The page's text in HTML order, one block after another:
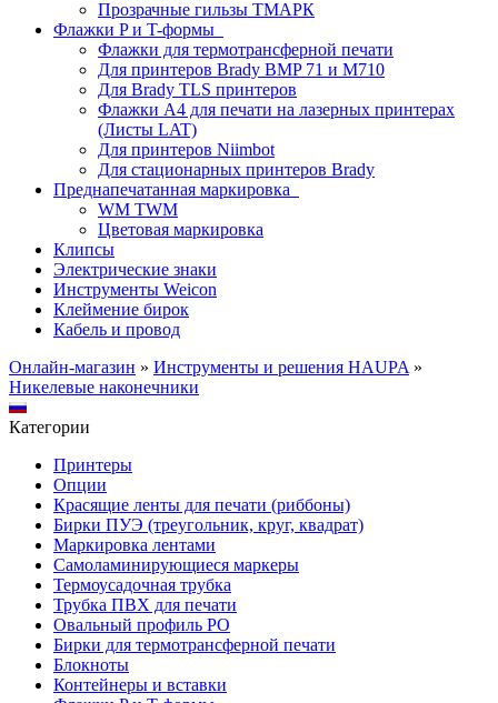
Прозрачные гильзы ТМАРК
Флажки P и T-формы
Флажки для термотрансферной печати
Для принтеров Brady BMP 71 и M710
Для Brady TLS принтеров
Флажки A4 для печати на лазерных принтерах
(Листы LAT)
Для принтеров Niimbot
Для стационарных принтеров Brady
Преднапечатанная маркировка
WM TWM
Цветовая маркировка
Клипсы
Электрические знаки
Инструменты Weicon
Клеймение бирок
Кабель и провод
Онлайн-магазин » Инструменты и решения HAUPA »
Никелевые наконечники
Категории
Принтеры
Опции
Красящие ленты для печати (риббоны)
Бирки ПУЭ (треугольник, круг, квадрат)
Маркировка лентами
Самоламинирующиеся маркеры
Термоусадочная трубка
Трубка ПВХ для печати
Овальный профиль PO
Бирки для термотрансферной печати
Блокноты
Контейнеры и вставки